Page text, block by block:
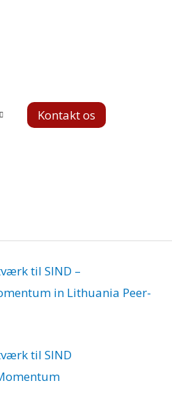
Kontakt os
til SIND –
in Lithuania Peer-
til SIND